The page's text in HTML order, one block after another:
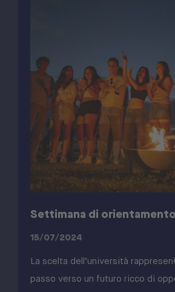
Settimana di orientamento
15/07/2024
La scelta dell’università
passo verso un futuro ricco di